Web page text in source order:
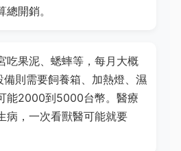
開銷。
吃果泥、蟋蟀等，每月大概
則需要飼養箱、加熱燈、濕
能2000到5000台幣。醫療
病，一次看獸醫可能就要